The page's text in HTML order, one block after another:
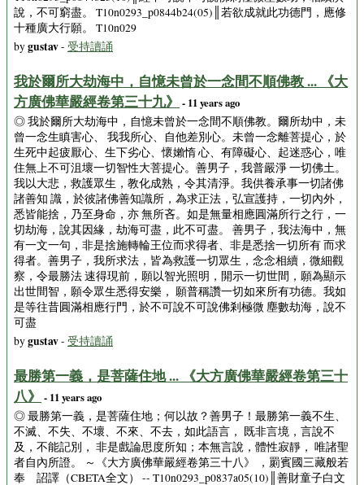
說，不可窮盡。 T10n0293_p0844b24(05)║若欲成就此功德門，應修
十種廣大行願。 T10n029
bygustav- 受持讀誦
我於爾所大劫海中，自憶未曾於一念間不順佛教 ... 《大
方廣佛華嚴經卷第三十九》
- 11 years ago
◎ 我於爾所大劫海中，自憶未曾於一念間不順佛教。爾所劫中，未
曾一念生瞋害心、 我我所心、自他差別心。未曾一念離菩提心，於
生死中起疲厭心、生下劣心、懷嬾惰 心、有障礙心、起迷惑心，唯
住無上不可沮壞一切智性大菩提心。善男子，我普嚴淨 一切佛土。
我以大悲，救護眾生，教化成熟，令其清淨。我供養承事一切諸佛
諸善知 識，於彼諸佛善知識所，為求正法，弘宣護持，一切內外，
悉皆能捨，乃至身命，亦 無所吝。如是無量相應圓滿所行之行，一
切劫海，說其因緣，劫海可盡，此不可盡。 善男子，我法海中，無
有一文一句，非是捨施轉輪王位而求得者、非是悉捨一切所有 而求
得者。善男子，我所求法，皆為救護一切眾生，念念相續，微細觀
察，令最勝法 速得現前，願以智光照明，開示一切世間，願為顯示
出世間智，願令眾生悉得安樂， 願普稱讚一切如來所有功德。我如
是等往昔圓滿相應行門，於不可說不可說佛剎極微 塵數劫海，說不
可盡
bygustav- 受持讀誦
最勝第一義，是菩薩住地 ... 《大方廣佛華嚴經卷第三十
八》
- 11 years ago
◎ 最勝第一義，是菩薩住地；何以故？善男子！最勝第一義不生、
不滅、不失、不壞、不來、不去，如此語言， 既非言境，言說不
及，不能記別， 非是戲論思度所知；本無言說，體性寂靜， 唯諸聖
者自內所證。 ～《大方廣佛華嚴經卷第三十八》 ，罽賓國三藏般若
奉 詔譯（CBETA全文） -- T10n0293_p0837a05(10)║善財童子白文